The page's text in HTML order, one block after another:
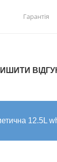
Гарантія
12.5L